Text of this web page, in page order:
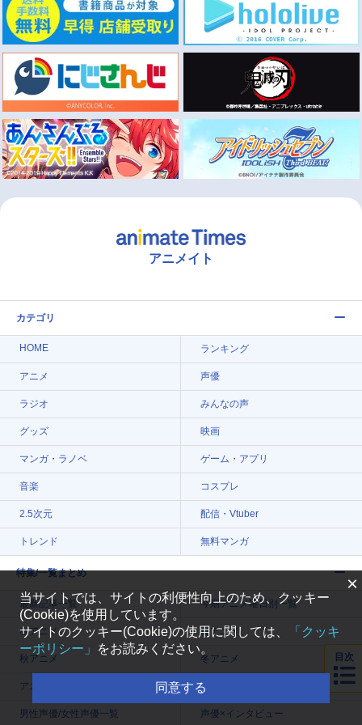
アニメイト
カテゴリ
HOME ランキング
アニメ 声優
ラジオ みんなの声
グッズ 映画
マンガ・ラノベ ゲーム・アプリ
音楽 コスプレ
2.5次元 配信・Vtuber
トレンド 無料マンガ
特集/一覧まとめ
最新記事一覧 今期アニメ曜日別一覧
春アニメ 夏アニメ
秋アニメ 冬アニメ
アニメ記事一覧 声優記事一覧
男性声優/女性声優一覧 声優×インタビュー
目次
×
当サイトでは、サイトの利便性向上のため、クッキー
(Cookie)を使用しています。
サイトのクッキー(Cookie)の使用に関しては、
「クッキ
ーポリシー」
をお読みください。
同意する